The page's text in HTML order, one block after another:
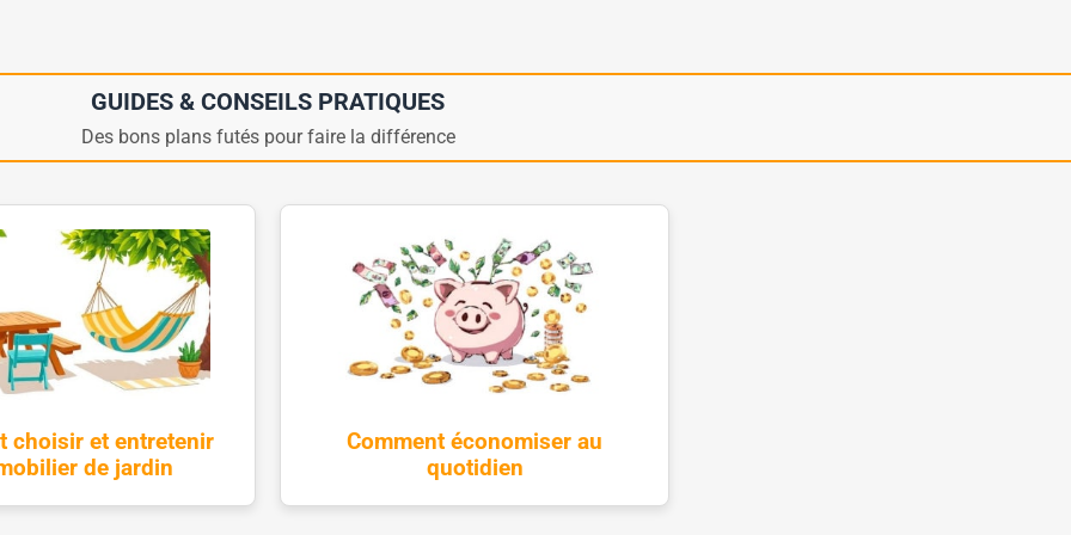
GUIDES & CONSEILS PRATIQUES
Des bons plans futés pour faire la différence
choisir et entretenir
de jardin
Comment économiser au
quotidien